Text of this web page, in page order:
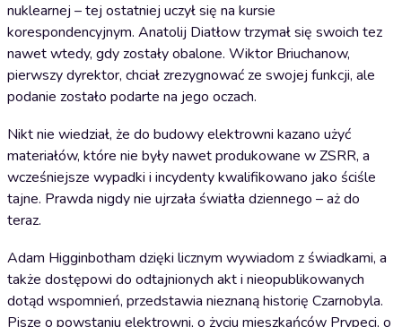
nuklearnej – tej ostatniej uczył się na kursie
korespondencyjnym. Anatolij Diatłow trzymał się swoich tez
nawet wtedy, gdy zostały obalone. Wiktor Briuchanow,
pierwszy dyrektor, chciał zrezygnować ze swojej funkcji, ale
podanie zostało podarte na jego oczach.
Nikt nie wiedział, że do budowy elektrowni kazano użyć
materiałów, które nie były nawet produkowane w ZSRR, a
wcześniejsze wypadki i incydenty kwalifikowano jako ściśle
tajne. Prawda nigdy nie ujrzała światła dziennego – aż do
teraz.
Adam Higginbotham dzięki licznym wywiadom z świadkami, a
także dostępowi do odtajnionych akt i nieopublikowanych
dotąd wspomnień, przedstawia nieznaną historię Czarnobyla.
Pisze o powstaniu elektrowni, o życiu mieszkańców Prypeci, o